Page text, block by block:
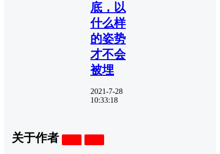
底，以
什么样
的姿势
才不会
被埋
2021-7-28
10:33:18
关于作者